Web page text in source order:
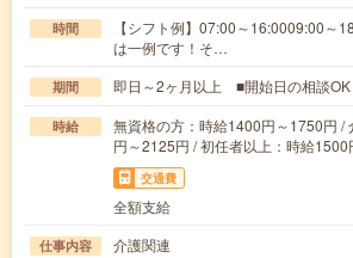
時間
【シフト例】07:00～16:0009:00～
は一例です！そ…
期間 即日～2ヶ月以上 ■開始日の相談OK
時給
無資格の方：時給1400円～1750円 /
円～2125円 / 初任者以上：時給
交通費
全額支給
仕事内容
介護関連